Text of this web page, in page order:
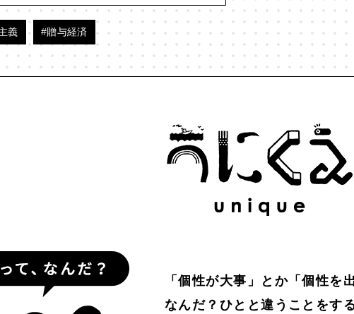
義 #贈与経済
「個性が大事」とか「個性を
なんだ？ひとと違うことをす